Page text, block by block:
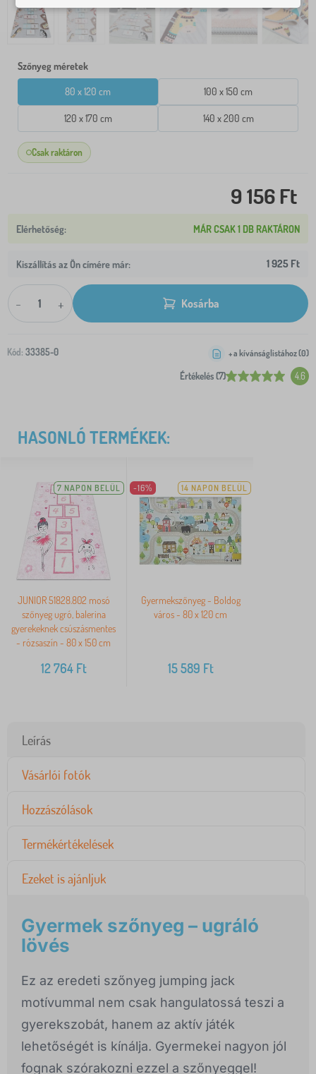
Szőnyeg méretek
80 x 120 cm 100 x 150 cm
120 x 170 cm 140 x 200 cm
Csak raktáron
9 156 Ft
MÁR CSAK 1 DB RAKTÁRON
Kiszállítás az Ön címére már: 1 925 Ft
- + Kosárba
Kód: 33385-0
Értékelés (7) 4.6
+ a kívánságlistához (0)
HASONLÓ TERMÉKEK:
7 NAPON BELÜL
JUNIOR 51828.802 mosó
szőnyeg ugró, balerina
gyerekeknek csúszásmentes
- rózsaszín - 80 x 150 cm
12 764Ft
-16% 14 NAPON BELÜL
Gyermekszőnyeg - Boldog
város - 80 x 120 cm
15 589 Ft
Leírás
Vásárlói fotók
Hozzászólások
Termékértékelések
Ezeket is ajánljuk
Gyermek szőnyeg – ugráló
lövés
Ez az eredeti szőnyeg jumping jack
motívummal nem csak hangulatossá teszi a
gyerekszobát, hanem az aktív játék
lehetőségét is kínálja. Gyermekei nagyon jól
fognak szórakozni ezzel a szőnyeggel!